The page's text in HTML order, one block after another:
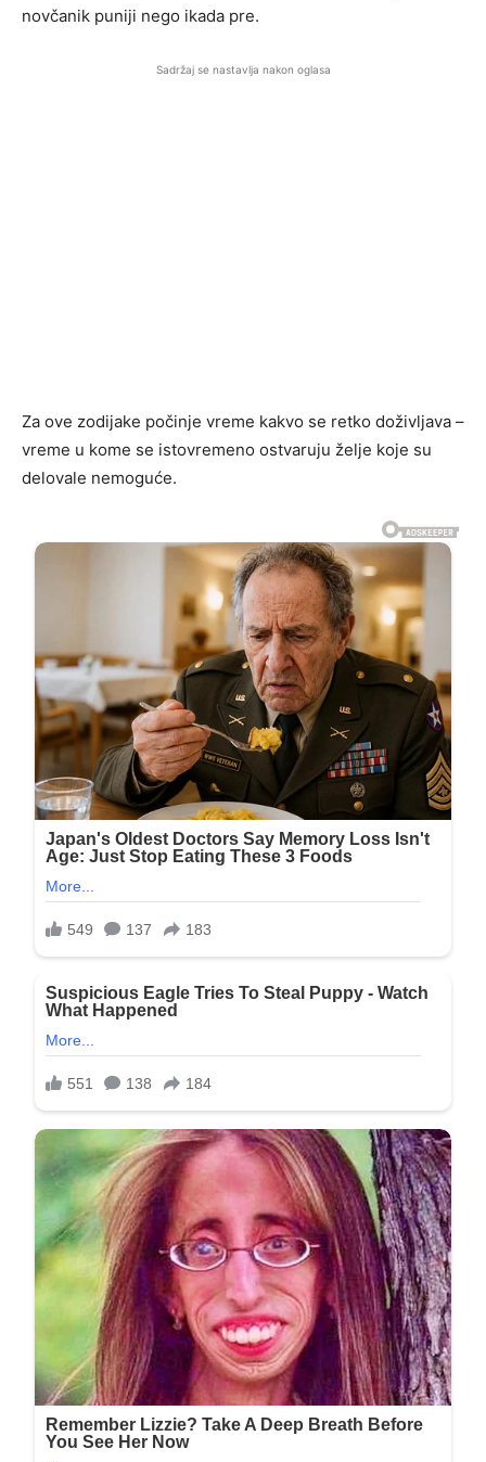
novčanik puniji nego ikada pre.
Sadržaj se nastavlja nakon oglasa
Za ove zodijake počinje vreme kakvo se retko doživljava –
vreme u kome se istovremeno ostvaruju želje koje su
delovale nemoguće.